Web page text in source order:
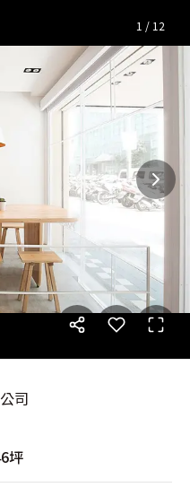
無印風1 / 12
司
坪